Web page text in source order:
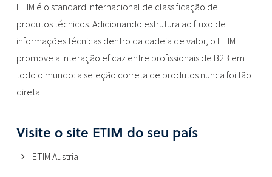
ETIM é o standard internacional de classificação de
produtos técnicos. Adicionando estrutura ao fluxo de
informações técnicas dentro da cadeia de valor, o ETIM
promove a interação eficaz entre profissionais de B2B em
todo o mundo: a seleção correta de produtos nunca foi tão
direta.
Visite o site ETIM do seu país
ETIM Austria